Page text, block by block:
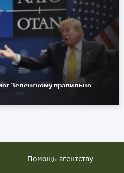
Зеленскому правильно
Помощь агентству